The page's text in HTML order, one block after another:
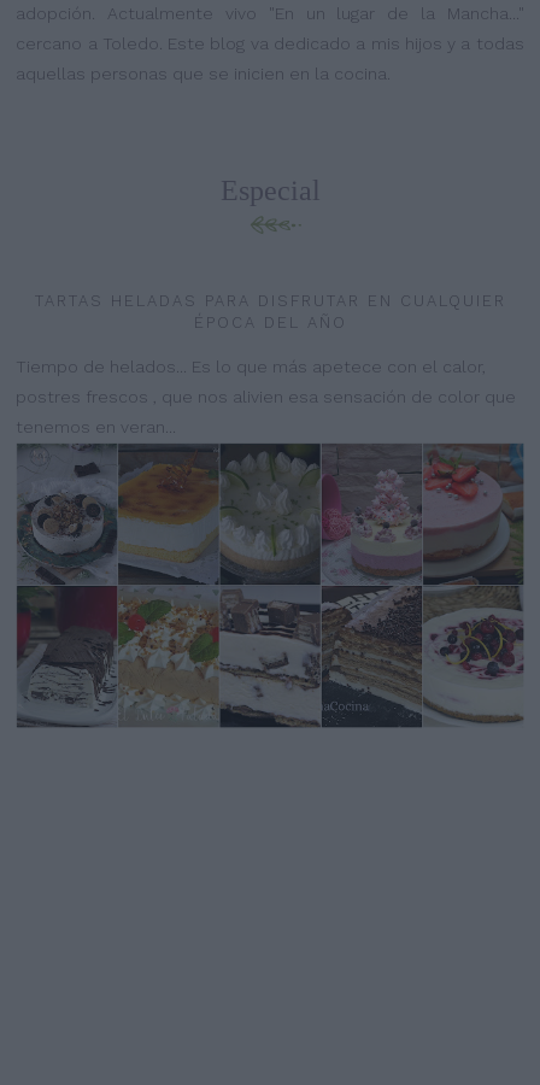
adopción. Actualmente vivo "En un lugar de la Mancha..."
cercano a Toledo. Este blog va dedicado a mis hijos y a todas
aquellas personas que se inicien en la cocina.
Especial
TARTAS HELADAS PARA DISFRUTAR EN CUALQUIER
ÉPOCA DEL AÑO
Tiempo de helados... Es lo que más apetece con el calor,
postres frescos , que nos alivien esa sensación de color que
tenemos en veran...